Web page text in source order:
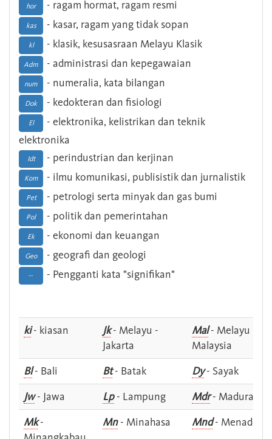
hor - ragam hormat, ragam resmi
kas - kasar, ragam yang tidak sopan
kl - klasik, kesusasraan Melayu Klasik
Adm - administrasi dan kepegawaian
num - numeralia, kata bilangan
Dok - kedokteran dan fisiologi
El
- elektronika, kelistrikan dan teknik
elektronika
Idt - perindustrian dan kerjinan
Kom - ilmu komunikasi, publisistik dan jurnalistik
Pet - petrologi serta minyak dan gas bumi
Pol - politik dan pemerintahan
Ek - ekonomi dan keuangan
Geo - geografi dan geologi
-- - Pengganti kata "signifikan"
ki- kiasan Jk- Melayu -
Jakarta
Mal- Melayu -
Malaysia
Bl- Bali Bt- Batak Dy- Sayak
Jw- Jawa Lp- Lampung Mdr- Madura
Mk-
Mn- Minahasa Mnd- Menado